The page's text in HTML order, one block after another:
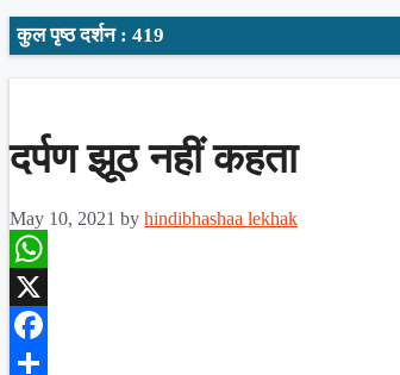
कुल पृष्ठ दर्शन : 419
दर्पण झूठ नहीं कहता
May 10, 2021 by hindibhashaa lekhak
WhatsApp
X
Facebook